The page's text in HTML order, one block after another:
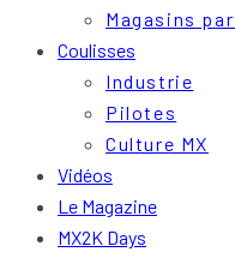
Magasins
Coulisses
Industrie
Pilotes
Culture MX
Vidéos
Le Magazine
MX2K Days